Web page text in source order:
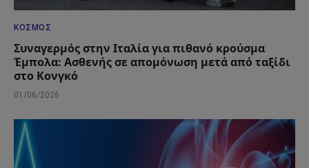
ΚΌΣΜΟΣ
Συναγερμός στην Ιταλία για πιθανό κρούσμα
Έμπολα: Ασθενής σε απομόνωση μετά από ταξίδι
στο Κονγκό
01/06/2026